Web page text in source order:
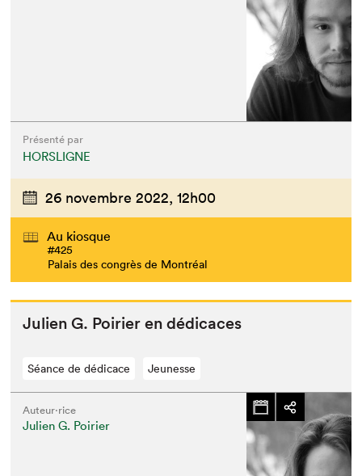
Présenté par
HORSLIGNE
26 novembre 2022, 12h00
Au kiosque
#425
Palais des congrès de Montréal
Julien G. Poiri­er en dédicaces
Séance de dédicace Jeunesse
Auteur·rice
Julien G. Poirier